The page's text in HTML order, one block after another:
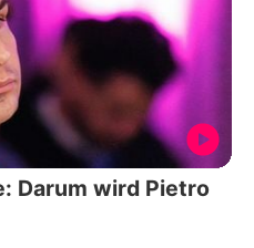
Darum wird Pietro